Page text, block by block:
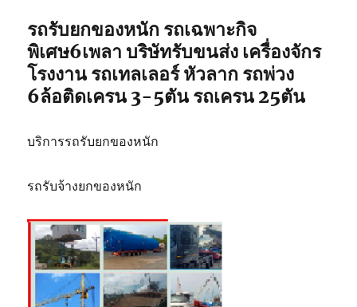
รถรับยกของหนัก รถเฉพาะกิจ
พิเศษ6เพลา บริษัทรับขนส่ง เครื่องจักร
โรงงาน รถเทลเลอร์ หัวลาก รถพ่วง
6ล้อติดเครน 3-5ตัน รถเครน 25ตัน
บริการรถรับยกของหนัก
รถรับจ้างยกของหนัก